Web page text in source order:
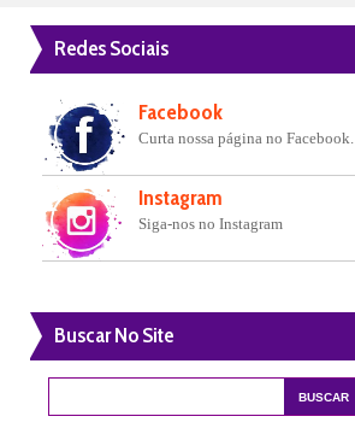
Redes Sociais
Facebook
Curta nossa página no Facebook.
Instagram
Siga-nos no Instagram
Buscar No Site